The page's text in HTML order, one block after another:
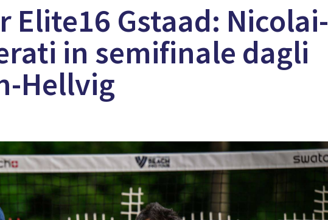
Elite16 Gstaad: Nicolai-
in semifinale dagli
Hellvig